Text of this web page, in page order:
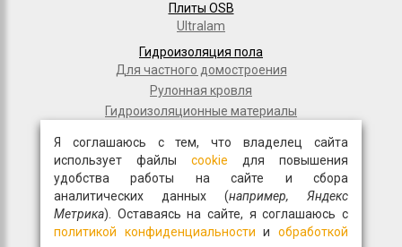
Плиты OSB
Ultralam
Гидроизоляция пола
Для частного домостроения
Рулонная кровля
Гидроизоляционные материалы
Полимерные мембраны
Мастики и праймеры
Общестрой
Фасадная плитка
Перемычки
Я соглашаюсь с тем, что владелец сайта
использует файлы cookie для повышения
удобства работы на сайте и сбора
аналитических данных (например, Яндекс
Метрика). Оставаясь на сайте, я соглашаюсь с
политикой конфиденциальности иобработкой